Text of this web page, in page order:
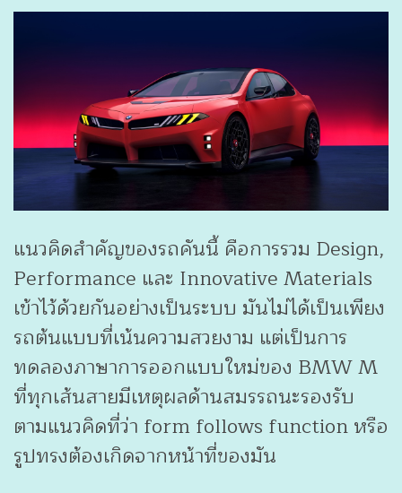
แนวคิดสำคัญของรถคันนี้ คือการรวม Design,
Performance และ Innovative Materials
เข้าไว้ด้วยกันอย่างเป็นระบบ มันไม่ได้เป็นเพียง
รถต้นแบบที่เน้นความสวยงาม แต่เป็นการ
ทดลองภาษาการออกแบบใหม่ของ BMW M
ที่ทุกเส้นสายมีเหตุผลด้านสมรรถนะรองรับ
ตามแนวคิดที่ว่า form follows function หรือ
รูปทรงต้องเกิดจากหน้าที่ของมัน